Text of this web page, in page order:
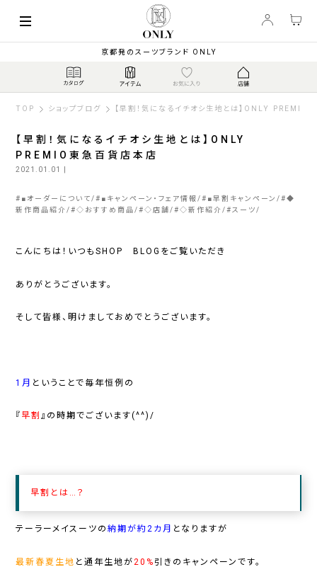
京都発のスーツブランド ONLY
TOP ショップブログ 【早割！気になるイチオシ生地とは】ONLY PREMIO
【早割！気になるイチオシ生地とは】ONLY
PREMIO東急百貨店本店
2021.01.01 |
# ■オーダーについて # ■キャンペーン・フェア情報 # ■早割キャンペーン #◆
新作商品紹介 #◇おすすめ商品 #◇店舗 #◇新作紹介 # スーツ
こんにちは！いつもSHOP BLOGをご覧いただき
ありがとうございます。
そして皆様、明けましておめでとうございます。
1月 ということで毎年恒例の
『 早割』の時期でございます(^^)/
早割とは…？
テーラーメイスーツの納期が約2カ 月 となりますが
最新春夏生地 と通年生地が 20% 引きのキャンペーンです。